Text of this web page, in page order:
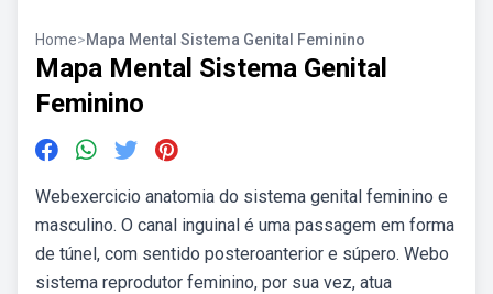
Home>Mapa Mental Sistema Genital Feminino
Mapa Mental Sistema Genital
Feminino
Webexercicio anatomia do sistema genital feminino e
masculino. O canal inguinal é uma passagem em forma
de túnel, com sentido posteroanterior e súpero. Webo
sistema reprodutor feminino, por sua vez, atua